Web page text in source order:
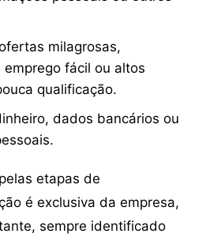
milagrosas,
emprego fácil ou altos
qualificação.
dados bancários ou
etapas de
é exclusiva da empresa,
sempre identificado